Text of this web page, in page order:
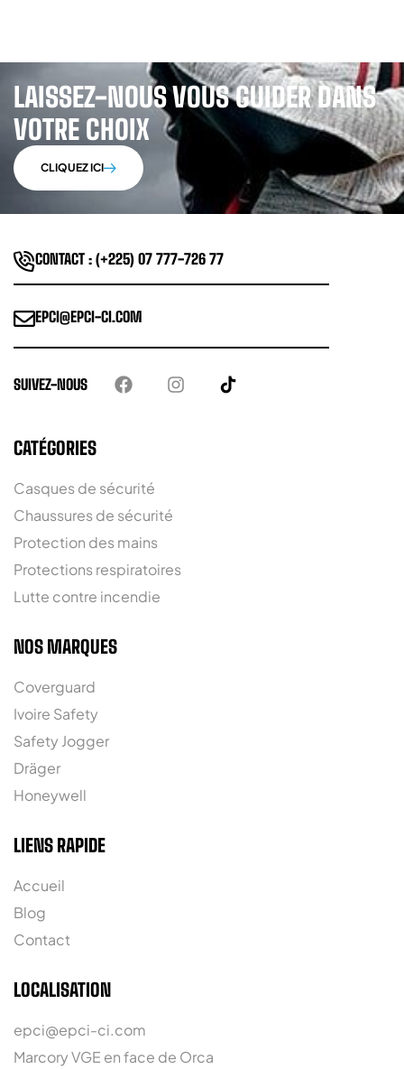
LAISSEZ-NOUS VOUS GUIDER DANS
VOTRE CHOIX
CLIQUEZ ICI
CONTACT : (+225) 07 777-726 77
EPCI@EPCI-CI.COM
SUIVEZ-NOUS
CATÉGORIES
Casques de sécurité
Chaussures de sécurité
Protection des mains
Protections respiratoires
Lutte contre incendie
NOS MARQUES
Coverguard
Ivoire Safety
Safety Jogger
Dräger
Honeywell
LIENS RAPIDE
Accueil
Blog
Contact
LOCALISATION
epci@epci-ci.com
Marcory VGE en face de Orca